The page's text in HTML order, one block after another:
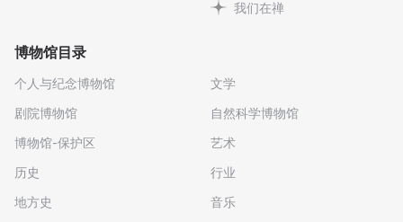
我们在禅
博物馆目录
个人与纪念博物馆
剧院博物馆
博物馆-保护区
历史
地方史
文学
自然科学博物馆
艺术
行业
音乐